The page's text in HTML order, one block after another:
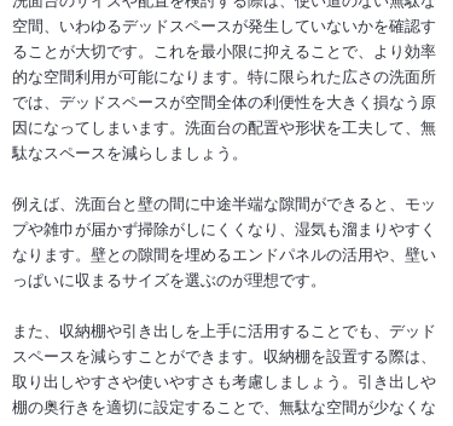
空間、いわゆるデッドスペースが発生していないかを確認す
ることが大切です。これを最小限に抑えることで、より効率
的な空間利用が可能になります。特に限られた広さの洗面所
では、デッドスペースが空間全体の利便性を大きく損なう原
因になってしまいます。洗面台の配置や形状を工夫して、無
駄なスペースを減らしましょう。
例えば、洗面台と壁の間に中途半端な隙間ができると、モッ
プや雑巾が届かず掃除がしにくくなり、湿気も溜まりやすく
なります。壁との隙間を埋めるエンドパネルの活用や、壁い
っぱいに収まるサイズを選ぶのが理想です。
また、収納棚や引き出しを上手に活用することでも、デッド
スペースを減らすことができます。収納棚を設置する際は、
取り出しやすさや使いやすさも考慮しましょう。引き出しや
棚の奥行きを適切に設定することで、無駄な空間が少なくな